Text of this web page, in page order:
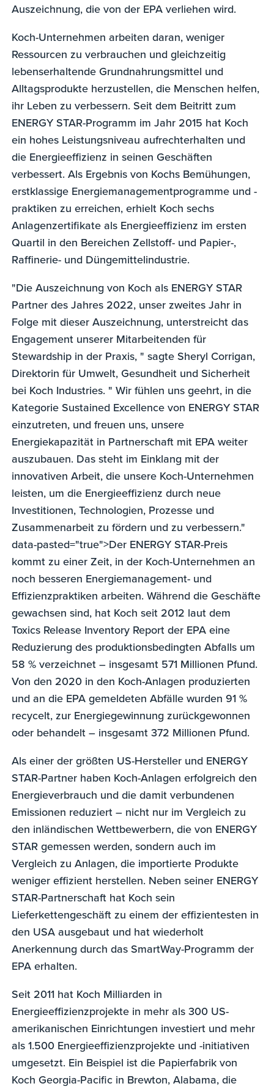
Auszeichnung, die von der EPA verliehen wird.
Koch-Unternehmen arbeiten daran, weniger
Ressourcen zu verbrauchen und gleichzeitig
lebenserhaltende Grundnahrungsmittel und
Alltagsprodukte herzustellen, die Menschen helfen,
ihr Leben zu verbessern. Seit dem Beitritt zum
ENERGY STAR-Programm im Jahr 2015 hat Koch
ein hohes Leistungsniveau aufrechterhalten und
die Energieeffizienz in seinen Geschäften
verbessert. Als Ergebnis von Kochs Bemühungen,
erstklassige Energiemanagementprogramme und -
praktiken zu erreichen, erhielt Koch sechs
Anlagenzertifikate als Energieeffizienz im ersten
Quartil in den Bereichen Zellstoff- und Papier-,
Raffinerie- und Düngemittelindustrie.
"Die Auszeichnung von Koch als ENERGY STAR
Partner des Jahres 2022, unser zweites Jahr in
Folge mit dieser Auszeichnung, unterstreicht das
Engagement unserer Mitarbeitenden für
Stewardship in der Praxis, " sagte Sheryl Corrigan,
Direktorin für Umwelt, Gesundheit und Sicherheit
bei Koch Industries. " Wir fühlen uns geehrt, in die
Kategorie Sustained Excellence von ENERGY STAR
einzutreten, und freuen uns, unsere
Energiekapazität in Partnerschaft mit EPA weiter
auszubauen. Das steht im Einklang mit der
innovativen Arbeit, die unsere Koch-Unternehmen
leisten, um die Energieeffizienz durch neue
Investitionen, Technologien, Prozesse und
Zusammenarbeit zu fördern und zu verbessern."
data-pasted="true">Der ENERGY STAR-Preis
kommt zu einer Zeit, in der Koch-Unternehmen an
noch besseren Energiemanagement- und
Effizienzpraktiken arbeiten. Während die Geschäfte
gewachsen sind, hat Koch seit 2012 laut dem
Toxics Release Inventory Report der EPA eine
Reduzierung des produktionsbedingten Abfalls um
58 % verzeichnet – insgesamt 571 Millionen Pfund.
Von den 2020 in den Koch-Anlagen produzierten
und an die EPA gemeldeten Abfälle wurden 91 %
recycelt, zur Energiegewinnung zurückgewonnen
oder behandelt – insgesamt 372 Millionen Pfund.
Als einer der größten US-Hersteller und ENERGY
STAR-Partner haben Koch-Anlagen erfolgreich den
Energieverbrauch und die damit verbundenen
Emissionen reduziert – nicht nur im Vergleich zu
den inländischen Wettbewerbern, die von ENERGY
STAR gemessen werden, sondern auch im
Vergleich zu Anlagen, die importierte Produkte
weniger effizient herstellen. Neben seiner ENERGY
STAR-Partnerschaft hat Koch sein
Lieferkettengeschäft zu einem der effizientesten in
den USA ausgebaut und hat wiederholt
Anerkennung durch das SmartWay-Programm der
EPA erhalten.
Seit 2011 hat Koch Milliarden in
Energieeffizienzprojekte in mehr als 300 US-
amerikanischen Einrichtungen investiert und mehr
als 1.500 Energieeffizienzprojekte und -initiativen
umgesetzt. Ein Beispiel ist die Papierfabrik von
Koch Georgia-Pacific in Brewton, Alabama, die